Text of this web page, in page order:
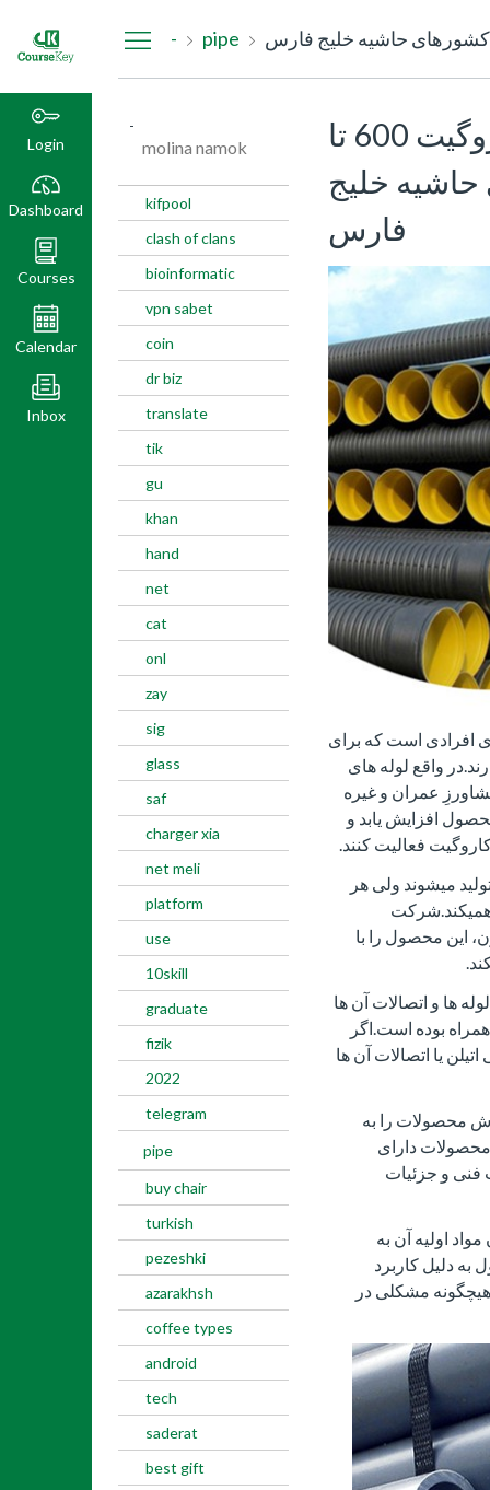
Login
Dashboard
Courses
Calendar
Inbox
- pipe
-
molina namok
kifpool
clash of clans
bioinformatic
vpn sabet
coin
dr biz
translate
tik
gu
khan
hand
net
cat
onl
zay
sig
glass
saf
charger xia
net meli
platform
use
10skill
graduate
fizik
2022
telegram
pipe
buy chair
turkish
pezeshki
azarakhsh
coffee types
android
tech
saderat
best gift
از خرید ارزان لوله کاروگیت 600 تا
خلیج
فارس
یکی از دغدغه های افرادی است که برای
واقع لوله های
عمران و غیره
افزایش یابد و
فعالیت کنند.
میشوند ولی هر
این محصول را با
ها و اتصالات آن ها
بوده است.اگر
اتیلن یا اتصالات آن ها
محصولات را به
دارای
و جزئیات
اولیه آن به
به دلیل کاربرد
هیچگونه مشکلی در